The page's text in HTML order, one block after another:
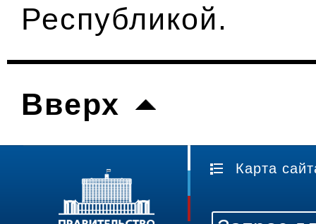
Республикой.
Вверх
Карта